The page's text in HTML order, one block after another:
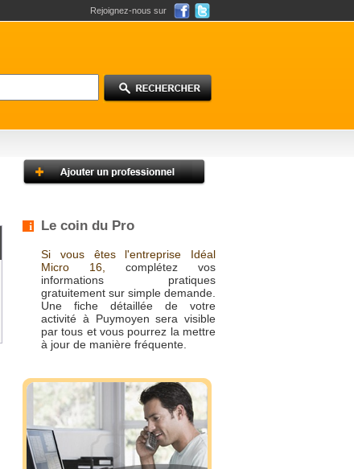
Rejoignez-nous sur
Le coin du Pro
Si vous êtes l'entreprise Idéal
Micro 16,
complétez vos
informations pratiques
gratuitement sur simple demande.
Une fiche détaillée de votre
activité à Puymoyen sera visible
par tous et vous pourrez la mettre
à jour de manière fréquente.